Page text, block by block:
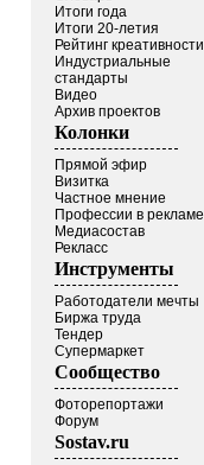
Итоги года
Итоги 20-летия
Рейтинг креативности
Индустриальные
стандарты
Видео
Архив проектов
Колонки
Прямой эфир
Визитка
Частное мнение
Профессии в рекламе
Медиасостав
Рекласс
Инструменты
Работодатели мечты
Биржа труда
Тендер
Супермаркет
Сообщество
Фоторепортажи
Форум
Sostav.ru